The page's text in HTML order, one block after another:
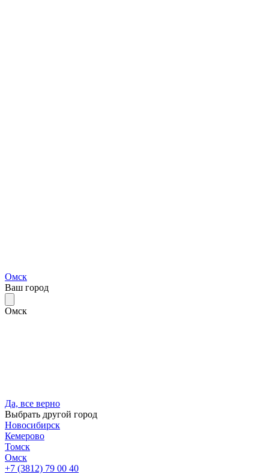
Омск
Ваш город
Омск
Да, все верно
Выбрать другой город
Новосибирск
Кемерово
Томск
Омск
+7 (3812) 79 00 40